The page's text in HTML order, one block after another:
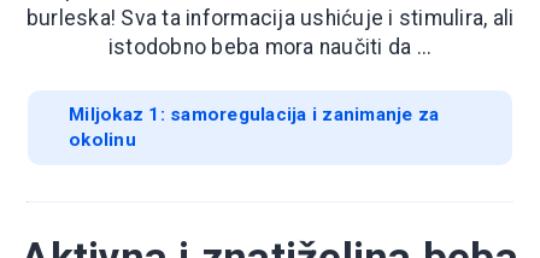
burleska! Sva ta informacija ushićuje i stimulira, ali
istodobno beba mora naučiti da ...
Miljokaz 1: samoregulacija i zanimanje za
okolinu